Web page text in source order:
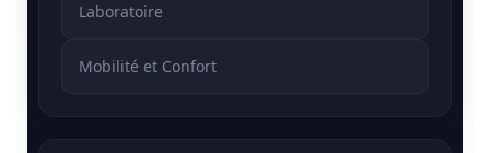
Laboratoire
Mobilité et Confort